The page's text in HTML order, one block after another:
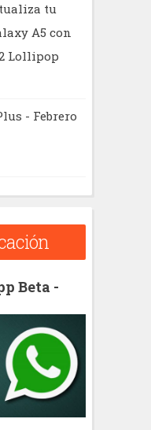
tu
A5 con
Lollipop
- Febrero
Beta -